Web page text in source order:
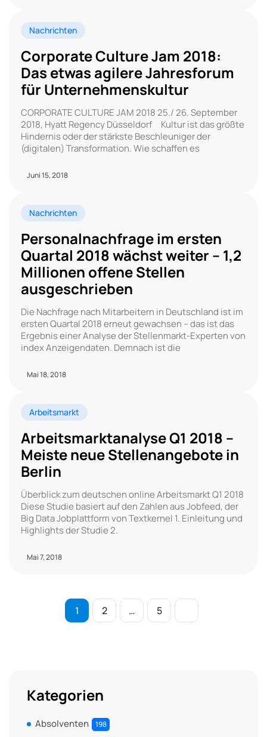
Nachrichten
Corporate Culture Jam 2018:
Das etwas agilere Jahresforum
für Unternehmenskultur
CORPORATE CULTURE JAM 2018 25./ 26. September
2018, Hyatt Regency Düsseldorf Kultur ist das größte
Hindernis oder der stärkste Beschleuniger der
(digitalen) Transformation. Wie schaffen es
Juni 15, 2018
Nachrichten
Personalnachfrage im ersten
Quartal 2018 wächst weiter – 1,2
Millionen offene Stellen
ausgeschrieben
Die Nachfrage nach Mitarbeitern in Deutschland ist im
ersten Quartal 2018 erneut gewachsen – das ist das
Ergebnis einer Analyse der Stellenmarkt-Experten von
index Anzeigendaten. Demnach ist die
Mai 18, 2018
Arbeitsmarkt
Arbeitsmarktanalyse Q1 2018 –
Meiste neue Stellenangebote in
Berlin
Überblick zum deutschen online Arbeitsmarkt Q1 2018
Diese Studie basiert auf den Zahlen aus Jobfeed, der
Big Data Jobplattform von Textkernel 1. Einleitung und
Highlights der Studie 2.
Mai 7, 2018
1 2 … 5
Kategorien
Absolventen 198